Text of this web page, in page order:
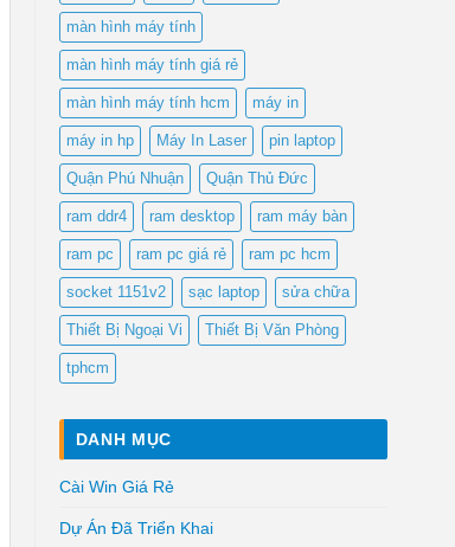
màn hình máy tính
màn hình máy tính giá rẻ
màn hình máy tính hcm máy in
máy in hp Máy In Laser pin laptop
Quận Phú Nhuận Quận Thủ Đức
ram ddr4 ram desktop ram máy bàn
ram pc ram pc giá rẻ ram pc hcm
socket 1151v2 sạc laptop sửa chữa
Thiết Bị Ngoại Vi Thiết Bị Văn Phòng
tphcm
DANH MỤC
Cài Win Giá Rẻ
Dự Án Đã Triển Khai